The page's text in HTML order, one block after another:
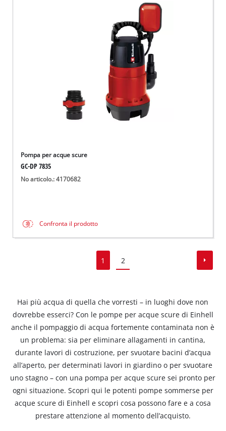
Pompa per acque scure
GC-DP 7835
No articolo.: 4170682
Confronta il prodotto
1 2
Hai più acqua di quella che vorresti – in luoghi dove non
dovrebbe esserci? Con le pompe per acque scure di Einhell
anche il pompaggio di acqua fortemente contaminata non è
un problema: sia per eliminare allagamenti in cantina,
durante lavori di costruzione, per svuotare bacini d’acqua
all’aperto, per determinati lavori in giardino o per svuotare
uno stagno – con una pompa per acque scure sei pronto per
ogni situazione. Scopri qui le potenti pompe sommerse per
acque scure di Einhell e scopri cosa possono fare e a cosa
prestare attenzione al momento dell’acquisto.